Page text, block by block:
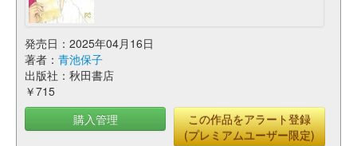
発売日：2025年04月16日
著者： 青池保子
出版社：秋田書店
￥715
購入管理
この作品をアラート登録
(プレミアムユーザー限定)